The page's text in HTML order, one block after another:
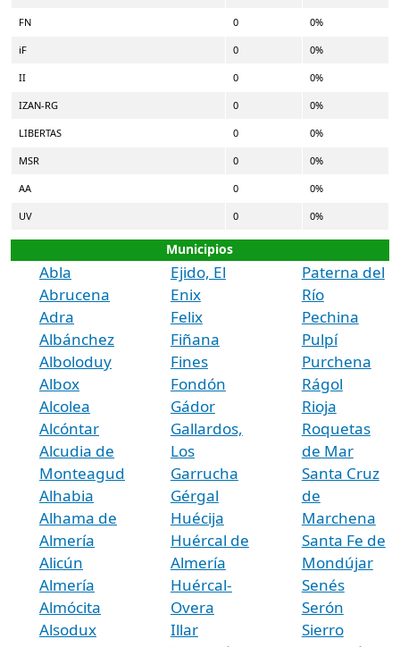
FN 0 0%
iF 0 0%
II 0 0%
IZAN-RG 0 0%
LIBERTAS 0 0%
MSR 0 0%
AA 0 0%
UV 0 0%
Municipios
Abla
Abrucena
Adra
Albánchez
Alboloduy
Albox
Alcolea
Alcóntar
Alcudia de
Monteagud
Alhabia
Alhama de
Almería
Alicún
Almería
Almócita
Alsodux
Ejido, El
Enix
Felix
Fiñana
Fines
Fondón
Gádor
Gallardos,
Los
Garrucha
Gérgal
Huécija
Huércal de
Almería
Huércal-
Overa
Illar
Paterna del
Río
Pechina
Pulpí
Purchena
Rágol
Rioja
Roquetas
de Mar
Santa Cruz
de
Marchena
Santa Fe de
Mondújar
Senés
Serón
Sierro